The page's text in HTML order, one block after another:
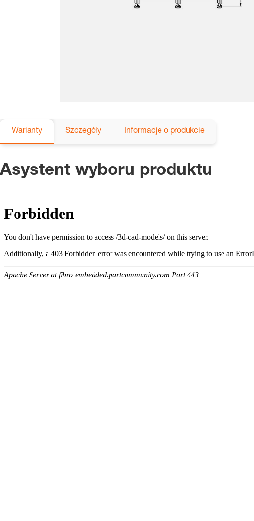
Warianty Szczegóły Informacje o produkcie
Asystent wyboru produktu